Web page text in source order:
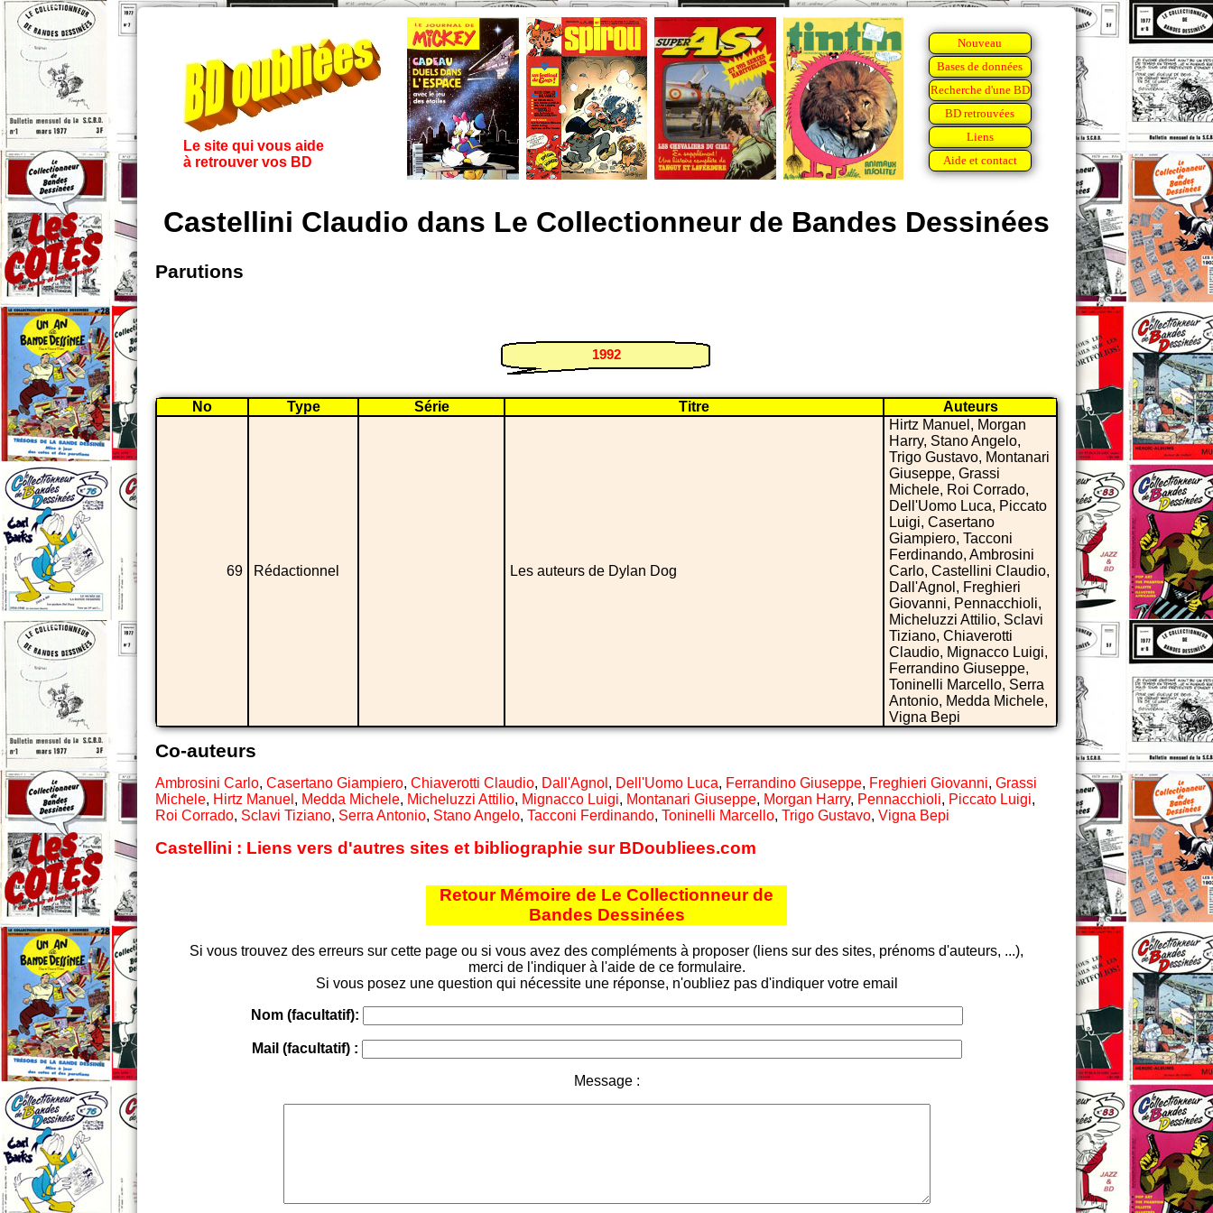
Le site qui vous aide
à retrouver vos BD
Nouveau
Bases de données
Recherche d'une BD
BD retrouvées
Liens
Aide et contact
Castellini Claudio dans Le Collectionneur de Bandes Dessinées
Parutions
1992
No Type Série Titre Auteurs
69 Rédactionnel Les auteurs de Dylan Dog
Hirtz Manuel, Morgan
Harry, Stano Angelo,
Trigo Gustavo, Montanari
Giuseppe, Grassi
Michele, Roi Corrado,
Dell'Uomo Luca, Piccato
Luigi, Casertano
Giampiero, Tacconi
Ferdinando, Ambrosini
Carlo, Castellini Claudio,
Dall'Agnol, Freghieri
Giovanni, Pennacchioli,
Micheluzzi Attilio, Sclavi
Tiziano, Chiaverotti
Claudio, Mignacco Luigi,
Ferrandino Giuseppe,
Toninelli Marcello, Serra
Antonio, Medda Michele,
Vigna Bepi
Co-auteurs
Ambrosini Carlo, Casertano Giampiero, Chiaverotti Claudio, Dall'Agnol , Dell'Uomo Luca, Ferrandino Giuseppe, Freghieri Giovanni, Grassi
Michele, Hirtz Manuel , Medda Michele, Micheluzzi Attilio, Mignacco Luigi, Montanari Giuseppe, Morgan Harry, Pennacchioli, Piccato Luigi,
Roi Corrado, Sclavi Tiziano, Serra Antonio, Stano Angelo, Tacconi Ferdinando, Toninelli Marcello, Trigo Gustavo, Vigna Bepi
Castellini : Liens vers d'autres sites et bibliographie sur BDoubliees.com
Retour Mémoire de Le Collectionneur de
Bandes Dessinées
Si vous trouvez des erreurs sur cette page ou si vous avez des compléments à proposer (liens sur des sites, prénoms d'auteurs, ...),
merci de l'indiquer à l'aide de ce formulaire.
Si vous posez une question qui nécessite une réponse, n'oubliez pas d'indiquer votre email
Nom (facultatif):
Mail (facultatif) :
Message :